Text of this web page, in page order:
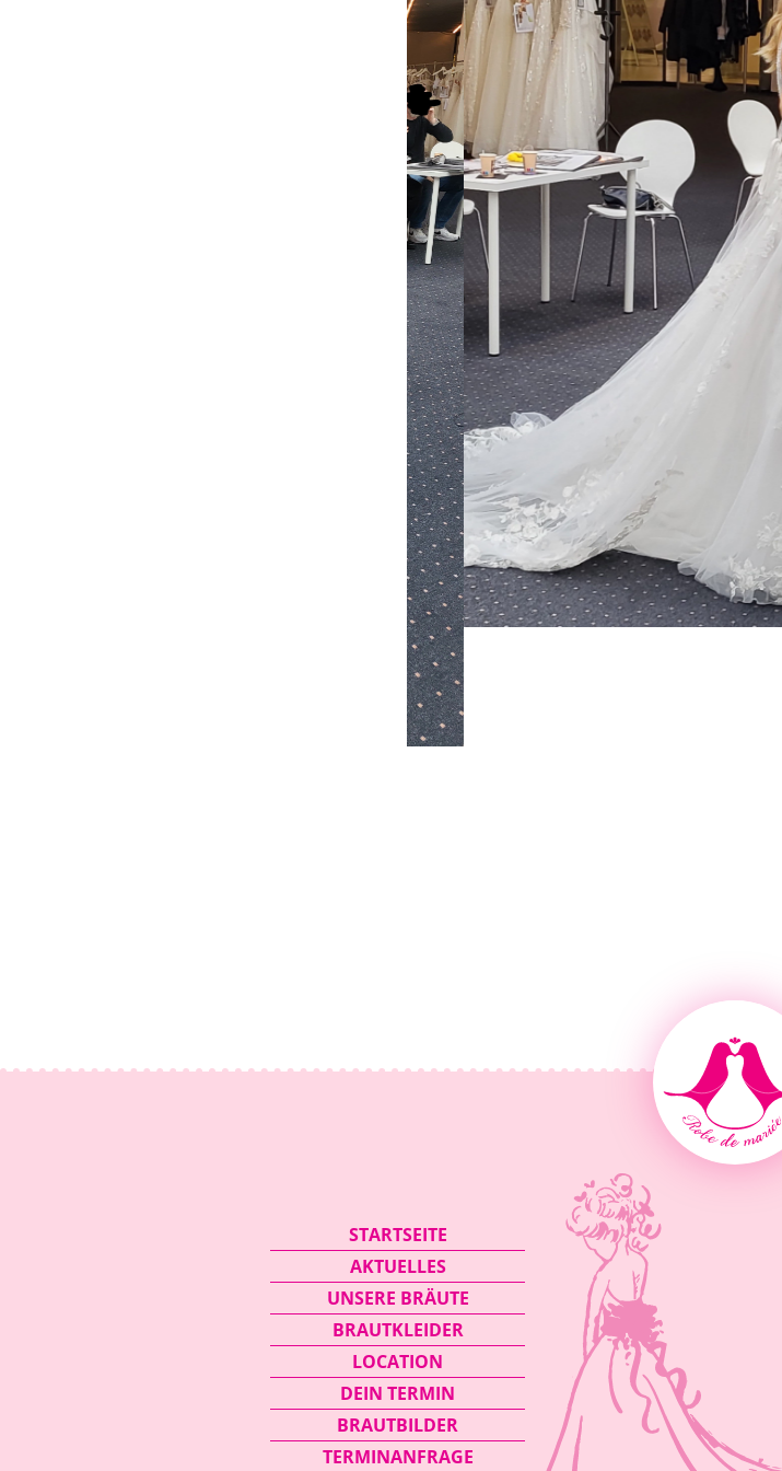
Navigation
überspringen
STARTSEITE
AKTUELLES
UNSERE BRÄUTE
BRAUTKLEIDER
LOCATION
DEIN TERMIN
BRAUTBILDER
TERMINANFRAGE